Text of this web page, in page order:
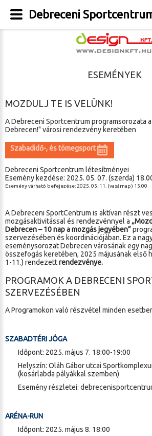
ESEMÉNYEK
MOZDULJ TE IS VELÜNK!
A Debreceni Sportcentrum programsorozata
Debrecen!" városi rendezvény keretében
Szabadidő-, és tömegsport
Debreceni Sportcentrum létesítményei
Esemény kezdése: 2025. 05. 07. (szerda)
Esemény várható befejezése: 2025. 05. 11. (vasárnap) 15.00
A Debreceni SportCentrum is aktívan részt
mozgásaktivitással és rendezvénnyel a
Debrecen – 10 nap a mozgás jegyében”
szervezésében és koordinációjában. Ez a
eseménysorozat Debrecen városának egy
összefogás keretében, 2025 májusának első
1-11.) rendezettrendezvénye.
PROGRAMOK A DEBRECENI
SZERVEZÉSÉBEN
A Programokon való részvétel minden esetben
SZABADTÉRI JÓGA
Időpont: 2025. május 7. 18:00-19:00
Helyszín: Oláh Gábor utcai
(kosárlabda pályákkal szemben)
Esemény részletei:
ARÉNA-RUN
Időpont: 2025. május 8. 18:00
Debreceni